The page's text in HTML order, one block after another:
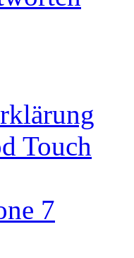
Touch
7